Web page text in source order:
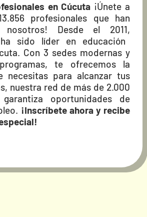
en Cúcuta ¡Únete a
profesionales que han
Desde el 2011,
sido líder en educación
Con 3 sedes modernas y
te ofrecemos la
necesitas para alcanzar tus
nuestra red de más de 2.000
oportunidades de
¡Inscríbete ahora y recibe